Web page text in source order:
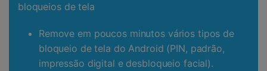
bloqueios de tela
Remove em poucos minutos vários tipos de
bloqueio de tela do Android (PIN, padrão,
impressão digital e desbloqueio facial).